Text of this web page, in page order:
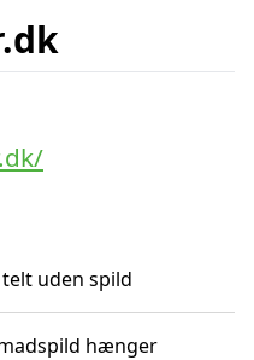
uden spild
hænger